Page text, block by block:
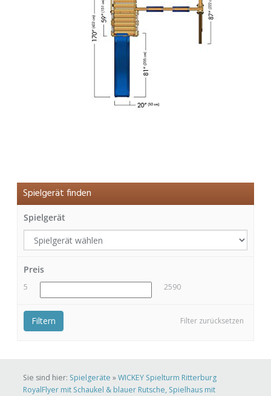
Spielgerät finden
Spielgerät
Preis
5 2590
Filter zurücksetzen
Filtern
Sie sind hier: Spielgeräte »WICKEY Spielturm Ritterburg
RoyalFlyer mit Schaukel & blauer Rutsche, Spielhaus mit